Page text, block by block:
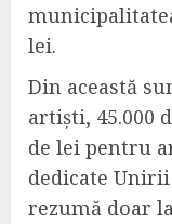
lei.
Din această
artiști, 45.000
de lei pentru
dedicate
rezumă doar